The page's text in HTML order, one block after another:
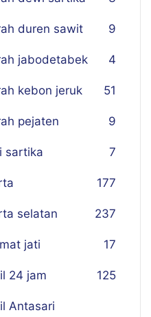
duren sawit 9
jabodetabek 4
kebon jeruk 51
pejaten 9
sartika 7
177
selatan 237
jati 17
24 jam 125
Antasari